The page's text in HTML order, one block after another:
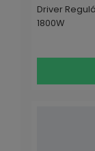
Driver
1800W